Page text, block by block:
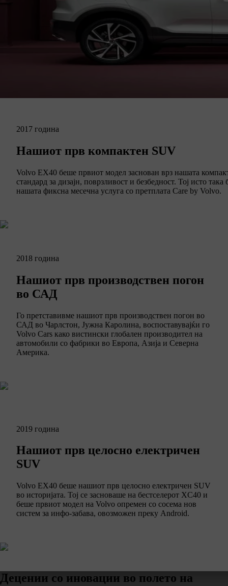
2017 година
Нашиот прв компактен SUV
Volvo EX40 беше првиот модел заснован врз нашата
стандард за дизајн, поврзливост и безбедност. Тој исто
нашата фиксна месечна услуга со претплата Care by Volvo.
2018 година
Нашиот прв производствен погон
во САД
Го претставивме нашиот прв производствен погон во
САД во Чарлстон, Јужна Каролина, воспоставувајќи го
Volvo Cars како вистински глобален производител на
автомобили со фабрики во Европа, Азија и Северна
Америка.
2019 година
Нашиот прв целосно електричен
SUV
Volvo EX40 беше нашиот прв целосно електричен SUV
во историјата. Тој се засноваше на бестселерот XC40 и
беше првиот модел на Volvo опремен со сосема нов
систем за инфо-забава, овозможен преку Android.
Децении со иновации во полето на